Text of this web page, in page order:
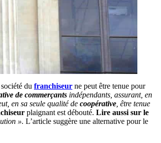
du franchiseur ne peut être tenue pour
de commerçants indépendants, assurant, en
en sa seule qualité de coopérative , être tenue
plaignant est débouté. Lire aussi sur le
». L’article suggère une alternative pour le